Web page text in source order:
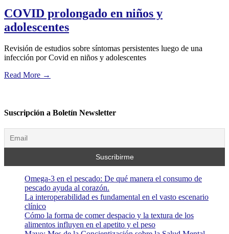
COVID prolongado en niños y
adolescentes
Revisión de estudios sobre síntomas persistentes luego de una
infección por Covid en niños y adolescentes
Read More →
Suscripción a Boletín Newsletter
Omega-3 en el pescado: De qué manera el consumo de
pescado ayuda al corazón.
La interoperabilidad es fundamental en el vasto escenario
clínico
Cómo la forma de comer despacio y la textura de los
alimentos influyen en el apetito y el peso